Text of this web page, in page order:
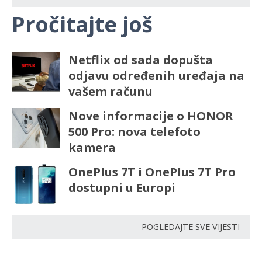
Pročitajte još
Netflix od sada dopušta
odjavu određenih uređaja na
vašem računu
Nove informacije o HONOR
500 Pro: nova telefoto
kamera
OnePlus 7T i OnePlus 7T Pro
dostupni u Europi
POGLEDAJTE SVE VIJESTI